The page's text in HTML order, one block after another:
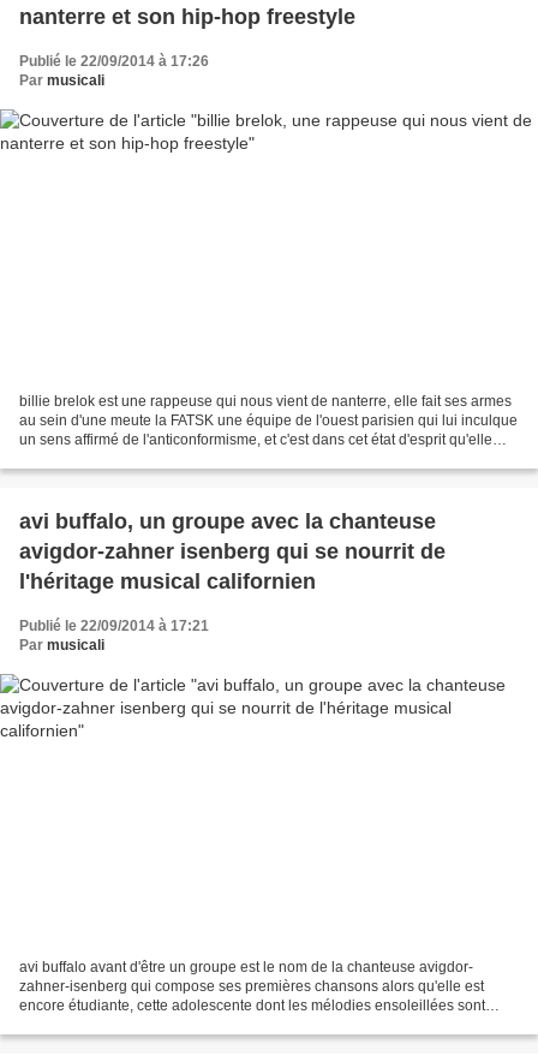
nanterre et son hip-hop freestyle
Publié le 22/09/2014 à 17:26
Par musicali
billie brelok est une rappeuse qui nous vient de nanterre, elle fait ses armes
au sein d'une meute la FATSK une équipe de l'ouest parisien qui lui inculque
un sens affirmé de l'anticonformisme, et c'est dans cet état d'esprit qu'elle
avi buffalo, un groupe avec la chanteuse
avigdor-zahner isenberg qui se nourrit de
l'héritage musical californien
Publié le 22/09/2014 à 17:21
Par musicali
avi buffalo avant d'être un groupe est le nom de la chanteuse avigdor-
zahner-isenberg qui compose ses premières chansons alors qu'elle est
encore étudiante, cette adolescente dont les mélodies ensoleillées sont